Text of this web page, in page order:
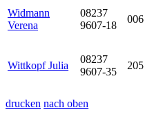
Widmann
Verena
08237
9607-18
006
Wittkopf Julia
08237
9607-35
205
drucken nach oben